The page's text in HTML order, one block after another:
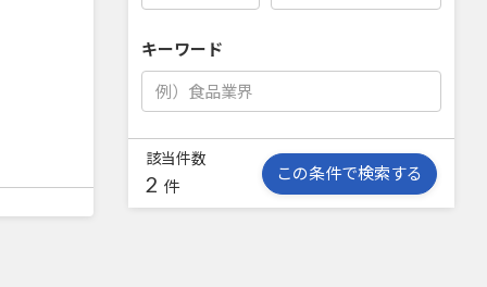
キーワード
該当件数
2 件
この条件で検索する